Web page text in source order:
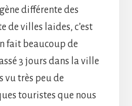
différente des
de villes laides, c’est
fait beaucoup de
3 jours dans la ville
vu très peu de
touristes que nous